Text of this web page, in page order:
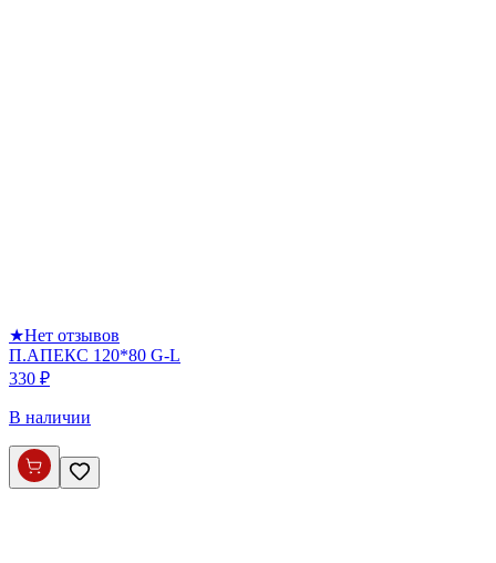
★Нет отзывов
П.АПЕКС 120*80 G-L
330 ₽
В наличии